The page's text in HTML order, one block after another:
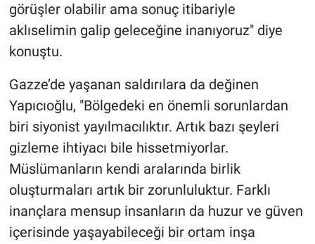
görüşler olabilir ama sonuç itibariyle
aklıselimin galip geleceğine inanıyoruz" diye
konuştu.
Gazze’de yaşanan saldırılara da değinen
Yapıcıoğlu, "Bölgedeki en önemli sorunlardan
biri siyonist yayılmacılıktır. Artık bazı şeyleri
gizleme ihtiyacı bile hissetmiyorlar.
Müslümanların kendi aralarında birlik
oluşturmaları artık bir zorunluluktur. Farklı
inançlara mensup insanların da huzur ve güven
içerisinde yaşayabileceği bir ortam inşa